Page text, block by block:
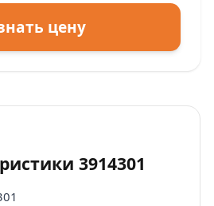
цену
3914301